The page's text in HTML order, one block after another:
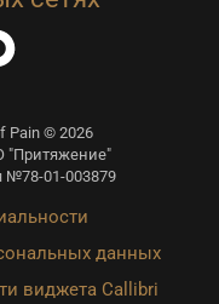
Pain © 2026
"Притяжение"
01-003879
данных
виджета Callibri